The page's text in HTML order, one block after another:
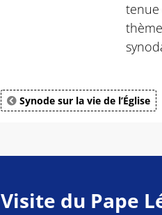
tenue
Synode sur la vie de l’Église
Visite du Pape